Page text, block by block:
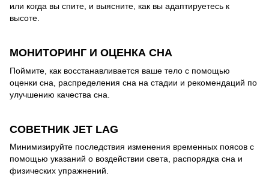
или когда вы спите, и выясните, как вы адаптируетесь к
высоте.
МОНИТОРИНГ И ОЦЕНКА СНА
Поймите, как восстанавливается ваше тело с помощью
оценки сна, распределения сна на стадии и рекомендаций по
улучшению качества сна.
СОВЕТНИК JET LAG
Минимизируйте последствия изменения временных поясов с
помощью указаний о воздействии света, распорядка сна и
физических упражнений.